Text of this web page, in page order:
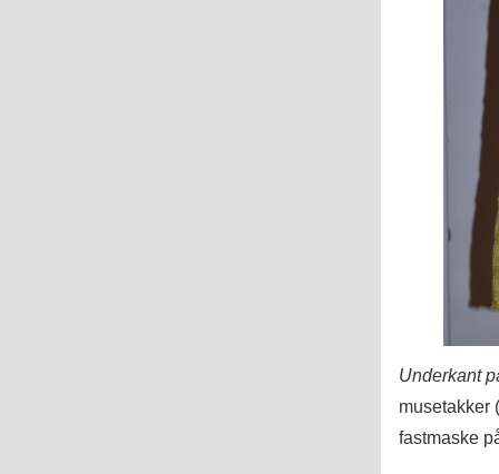
Underkant
musetakker
fastmaske